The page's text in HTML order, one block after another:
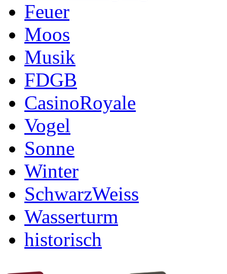
Feuer
Moos
Musik
FDGB
CasinoRoyale
Vogel
Sonne
Winter
SchwarzWeiss
Wasserturm
historisch